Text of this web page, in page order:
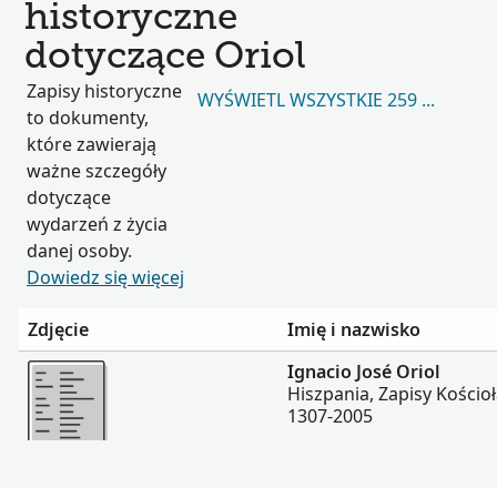
historyczne
dotyczące Oriol
Zapisy historyczne
to dokumenty,
które zawierają
ważne szczegóły
dotyczące
wydarzeń z życia
danej osoby.
Dowiedz się więcej
WYŚWIETL WSZYSTKIE 259 578
Zdjęcie
Imię i nazwisko
Więcej
Ignacio José Oriol
Hiszpania, Zapisy
1307-2005